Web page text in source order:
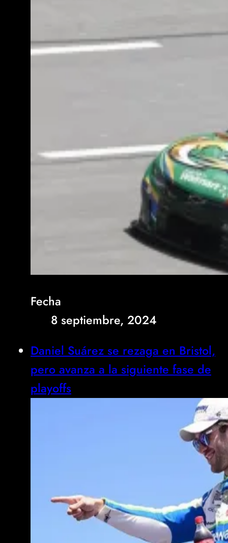
Fecha
8 septiembre, 2024
Daniel Suárez se rezaga en Bristol,
pero avanza a la siguiente fase de
playoffs